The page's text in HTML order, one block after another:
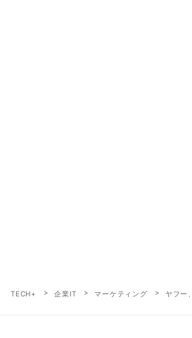
TECH+ 企業IT マーケティング ヤフー